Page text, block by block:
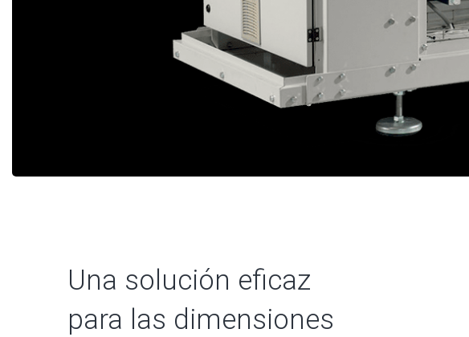
Una solución eficaz
para las dimensiones